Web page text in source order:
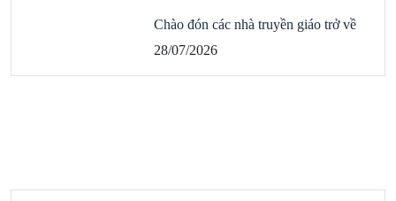
Chào đón các nhà truyền giáo trở về
28/07/2026